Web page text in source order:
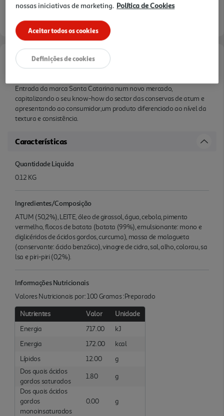
Informações de Marketing
Entrada da marca Santa Catarina num novo mercado,
capitalizando o seu know-how do sector das conservas de atum e
apresentando ao consumidor,um produto diferenciado ao nível da
textura e consistência.
Características
Quantidade Liquida
0.12 KG
Ingredientes/Composição
ATUM (50,2%), LEITE, óleo de girassol, água, cebola, pimento
vermelho, flocos de batata (batata (99%), emulsionante: mono e
diglicéridos de ácidos gordos, curcuma), massa de malagueta
(conservante: ácido benzóico), vinagre de cidra, sal, alho, colorau, sa
lsa e piri-piri (0,2%).
Informações Nutricionais
Valores Nutricionais por: 100 Gramas :Preparado
Nutrientes Valor
Unidade
Energia
717.00
kJ
Energia
172.00
kcal
Lípidos
12.00
g
Dos quais ácidos
gordos saturados
1.80
g
Dos quais ácidos
gordos
monoinsaturados
0.00 g
nossas iniciativas de marketing. Política de Cookies
Aceitar todos os cookies
Definições de cookies